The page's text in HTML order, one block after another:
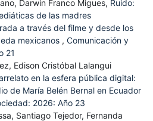
Darwin Franco Migues, Ruido:
de las madres
a través del filme y desde los
mexicanos , Comunicación y
21
Edison Cristóbal Lalangui
en la esfera pública digital:
de María Belén Bernal en Ecuador
2026: Año 23
Santiago Tejedor, Fernanda